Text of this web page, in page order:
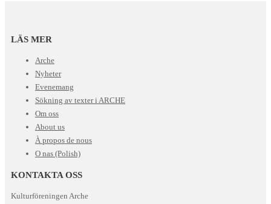
LÄS MER
Arche
Nyheter
Evenemang
Sökning av texter i ARCHE
Om oss
About us
À propos de nous
O nas (Polish)
KONTAKTA OSS
Kulturföreningen Arche